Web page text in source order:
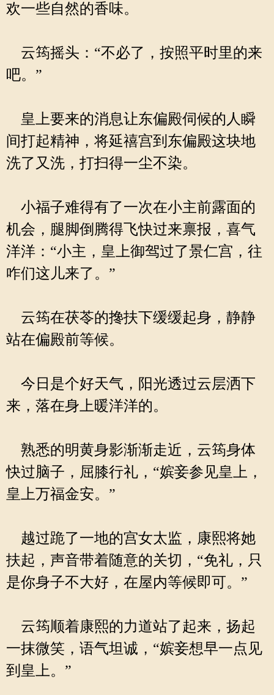
欢一些自然的香味。
云筠摇头：“不必了，按照平时里的来
吧。”
皇上要来的消息让东偏殿伺候的人瞬
间打起精神，将延禧宫到东偏殿这块地
洗了又洗，打扫得一尘不染。
小福子难得有了一次在小主前露面的
机会，腿脚倒腾得飞快过来禀报，喜气
洋洋：“小主，皇上御驾过了景仁宫，往
咋们这儿来了。”
云筠在茯苓的搀扶下缓缓起身，静静
站在偏殿前等候。
今日是个好天气，阳光透过云层洒下
来，落在身上暖洋洋的。
熟悉的明黄身影渐渐走近，云筠身体
快过脑子，屈膝行礼，“嫔妾参见皇上，
皇上万福金安。”
越过跪了一地的宫女太监，康熙将她
扶起，声音带着随意的关切，“免礼，只
是你身子不大好，在屋内等候即可。”
云筠顺着康熙的力道站了起来，扬起
一抹微笑，语气坦诚，“嫔妾想早一点见
到皇上。”